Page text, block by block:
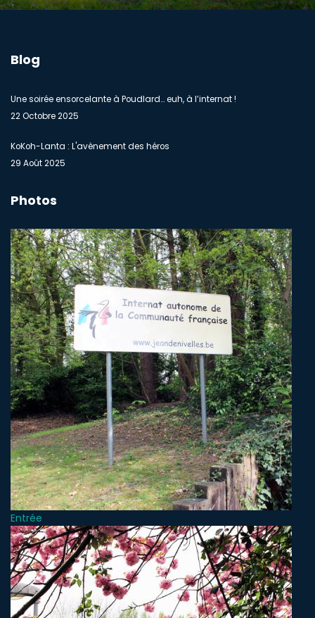
Blog
Une soirée ensorcelante à Poudlard… euh, à l’internat !
22 Octobre 2025
KoKoh-Lanta : L'avènement des héros
29 Août 2025
Photos
Entrée